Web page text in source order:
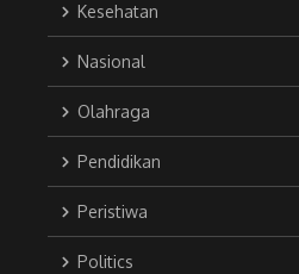
Kesehatan
Nasional
Olahraga
Pendidikan
Peristiwa
Politics